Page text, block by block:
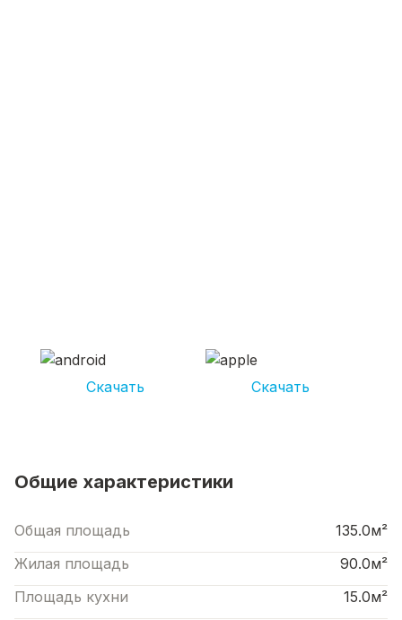
Скачать Скачать
Общие характеристики
Общая площадь
135.0м²
Жилая площадь
90.0м²
Площадь кухни
15.0м²